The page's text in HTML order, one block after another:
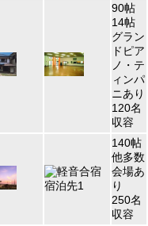
90帖
14帖
グラン
ドピア
ノ・テ
ィンパ
ニあり
120名
収容
140帖
他多数
会場あ
り
250名
収容